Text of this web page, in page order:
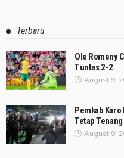
Terbaru
Ole Romeny
Tuntas 2-2
August 9,
Pemkab Karo
Tetap
August 9,